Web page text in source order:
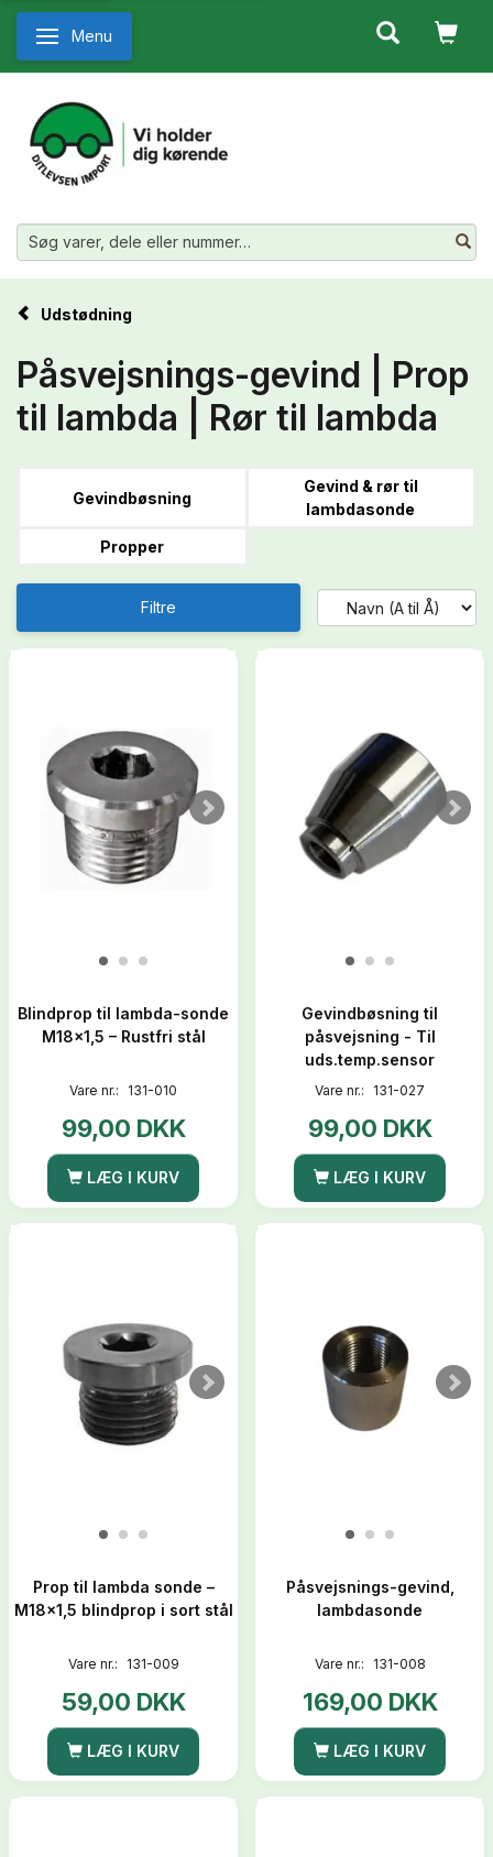
Skifte navigation
Menu
Udstødning
Påsvejsnings-gevind | Prop
til lambda | Rør til lambda
Gevindbøsning
Gevind & rør til
lambdasonde
Propper
Filtre
Blindprop til lambda-sonde
M18x1,5 – Rustfri stål
Vare nr.: 131-010
99,00 DKK
LÆG I KURV
Gevindbøsning til
påsvejsning - Til
uds.temp.sensor
Vare nr.: 131-027
99,00 DKK
LÆG I KURV
Prop til lambda sonde –
M18x1,5 blindprop i sort stål
Vare nr.: 131-009
59,00 DKK
LÆG I KURV
Påsvejsnings-gevind,
lambdasonde
Vare nr.: 131-008
169,00 DKK
LÆG I KURV